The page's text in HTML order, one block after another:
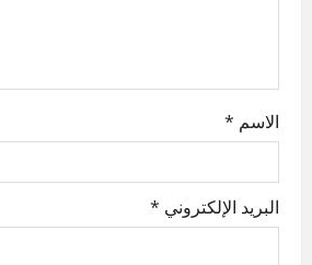
الاسم *
البريد الإلكتروني *